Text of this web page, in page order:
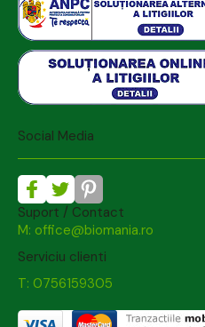
Social Media
Suport / Contact
M: office@biomania.ro
Serviciu clienti
T: 0756159305